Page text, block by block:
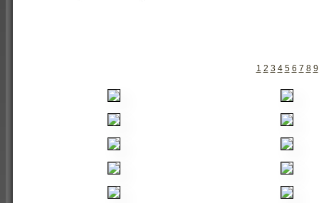
1 2 3 4 5 6 7 8 9